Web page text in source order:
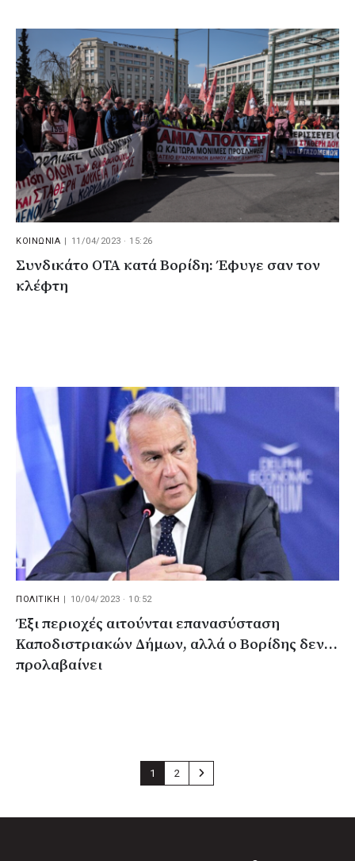
ΚΟΙΝΩΝΙΑ | 11/04/2023 · 15:26
Συνδικάτο ΟΤΑ κατά Βορίδη: Έφυγε σαν τον
κλέφτη
ΠΟΛΙΤΙΚΗ | 10/04/2023 · 10:52
Έξι περιοχές αιτούνται επανασύσταση
Καποδιστριακών Δήμων, αλλά ο Βορίδης δεν…
προλαβαίνει
1 2